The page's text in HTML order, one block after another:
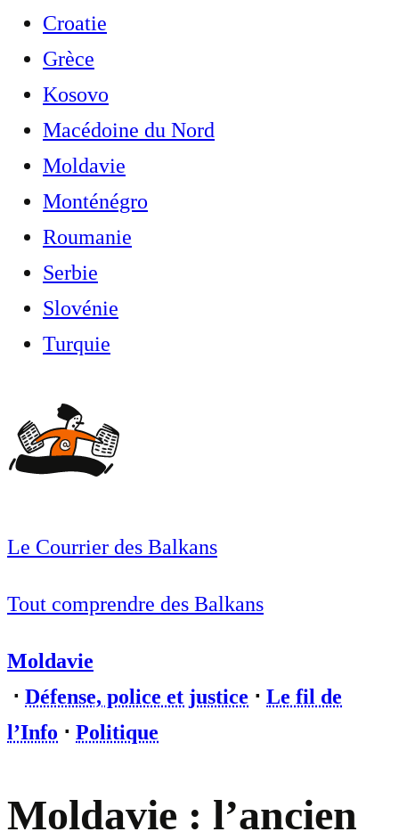
Croatie
Grèce
Kosovo
Macédoine du Nord
Moldavie
Monténégro
Roumanie
Serbie
Slovénie
Turquie
Le Courrier des Balkans
Tout comprendre des Balkans
Moldavie
⋅ Défense, police et justice ⋅ Le fil de
l’Info ⋅ Politique
Moldavie : l’ancien